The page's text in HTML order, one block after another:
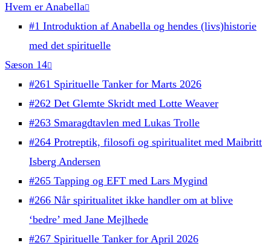
Hvem er Anabella
#1 Introduktion af Anabella og hendes (livs)historie
med det spirituelle
Sæson 14
#261 Spirituelle Tanker for Marts 2026
#262 Det Glemte Skridt med Lotte Weaver
#263 Smaragdtavlen med Lukas Trolle
#264 Protreptik, filosofi og spiritualitet med Maibritt
Isberg Andersen
#265 Tapping og EFT med Lars Mygind
#266 Når spiritualitet ikke handler om at blive
‘bedre’ med Jane Mejlhede
#267 Spirituelle Tanker for April 2026